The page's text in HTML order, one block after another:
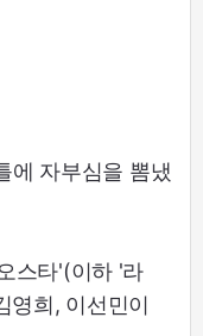
에 자부심을 뽐냈
스타'(이하 '라
영희, 이선민이